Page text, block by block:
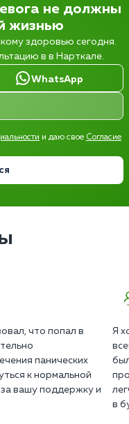
не должны
жизнью
здоровью сегодня.
в в Нарткале.
WhatsApp
и даю свое Согласие
что попал в
панических
к нормальной
вашу поддержку и
Я
в